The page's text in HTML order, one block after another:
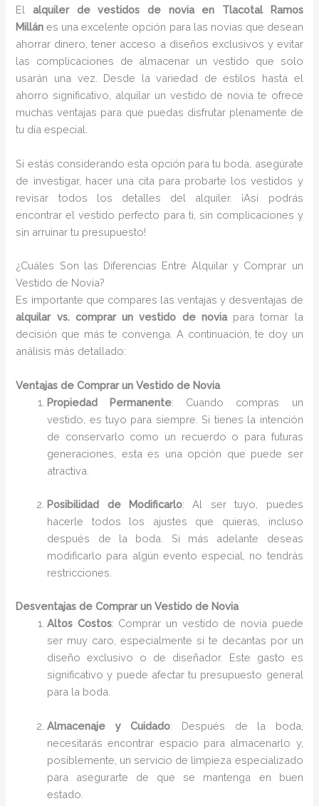
Elalquiler de vestidos de novia en Tlacotal Ramos
Millán es una excelente opción para las novias que desean
ahorrar dinero, tener acceso a diseños exclusivos y evitar
las complicaciones de almacenar un vestido que solo
usarán una vez. Desde la variedad de estilos hasta el
ahorro significativo, alquilar un vestido de novia te ofrece
muchas ventajas para que puedas disfrutar plenamente de
tu día especial.
Si estás considerando esta opción para tu boda, asegúrate
de investigar, hacer una cita para probarte los vestidos y
revisar todos los detalles del alquiler. ¡Así podrás
encontrar el vestido perfecto para ti, sin complicaciones y
sin arruinar tu presupuesto!
¿Cuáles Son las Diferencias Entre Alquilar y Comprar un
Vestido de Novia?
Es importante que compares las ventajas y desventajas de
alquilar vs. comprar un vestido de noviapara tomar la
decisión que más te convenga. A continuación, te doy un
análisis más detallado:
Ventajas de Comprar un Vestido de Novia
Propiedad Permanente: Cuando compras un
vestido, es tuyo para siempre. Si tienes la intención
de conservarlo como un recuerdo o para futuras
generaciones, esta es una opción que puede ser
atractiva.
Posibilidad de Modificarlo: Al ser tuyo, puedes
hacerle todos los ajustes que quieras, incluso
después de la boda. Si más adelante deseas
modificarlo para algún evento especial, no tendrás
restricciones.
Desventajas de Comprar un Vestido de Novia
Altos Costos: Comprar un vestido de novia puede
ser muy caro, especialmente si te decantas por un
diseño exclusivo o de diseñador. Este gasto es
significativo y puede afectar tu presupuesto general
para la boda.
Almacenaje y Cuidado: Después de la boda,
necesitarás encontrar espacio para almacenarlo y,
posiblemente, un servicio de limpieza especializado
para asegurarte de que se mantenga en buen
estado.